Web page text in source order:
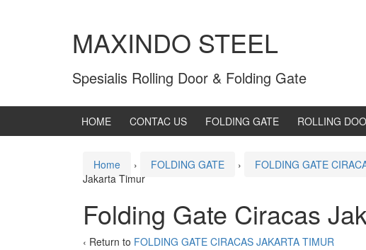
MAXINDO STEEL
Spesialis Rolling Door & Folding Gate
HOME CONTAC US FOLDING GATE ROLLING
Home › FOLDING GATE › FOLDING GATE
Jakarta Timur
Folding Gate Ciracas
‹ Return to FOLDING GATE CIRACAS JAKARTA TIMUR